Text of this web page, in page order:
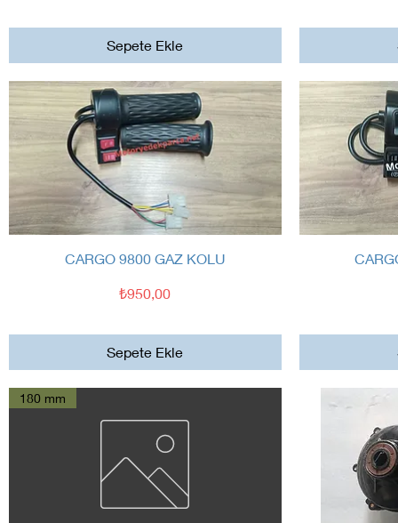
Sepete Ekle
Hızlı Bakış
CARGO 9800 GAZ KOLU
Fiyat
₺950,00
Sepete Ekle
180 mm